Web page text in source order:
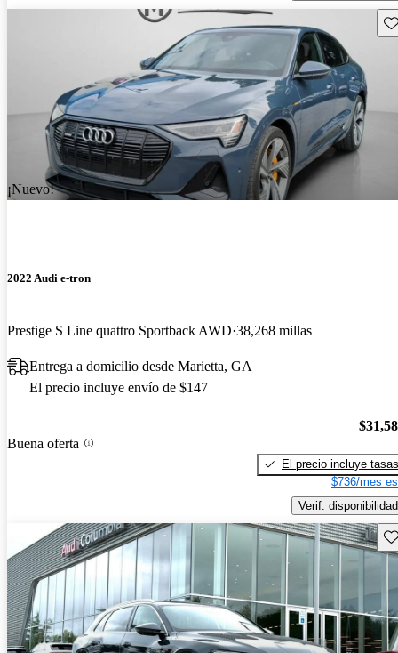
¡Nuevo!
2022 Audi e-tron
Prestige S Line quattro Sportback AWD 38,268 millas
Entrega a domicilio desde Marietta, GA
El precio incluye envío de $147
Buena oferta
El precio incluye tasas
$736/mes
Verif. disponibilidad